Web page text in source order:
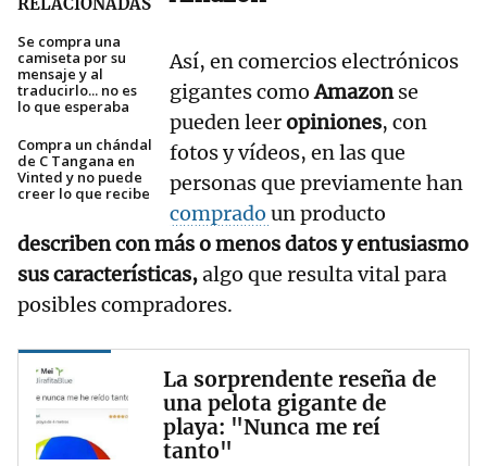
RELACIONADAS
Se compra una
camiseta por su
mensaje y al
traducirlo... no es
lo que esperaba
Compra un chándal
de C Tangana en
Vinted y no puede
creer lo que recibe
Así, en comercios electrónicos
gigantes comoAmazonse
pueden leeropiniones, con
fotos y vídeos, en las que
personas que previamente han
comprado un producto
describen con más o menos datos y entusiasmo
sus características,algo que resulta vital para
posibles compradores.
La sorprendente reseña de
una pelota gigante de
playa: "Nunca me reí
tanto"